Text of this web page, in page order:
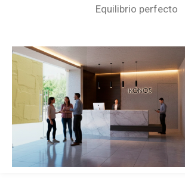
Equilibrio perfecto